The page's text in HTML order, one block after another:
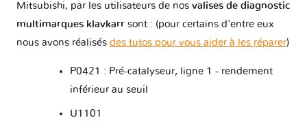
Mitsubishi, par les utilisateurs de nos valises de diagnostic
multimarques klavkarr sont : (pour certains d'entre eux
nous avons réalisés des tutos pour vous aider à les réparer)
P0421 : Pré-catalyseur, ligne 1 - rendement
inférieur au seuil
U1101